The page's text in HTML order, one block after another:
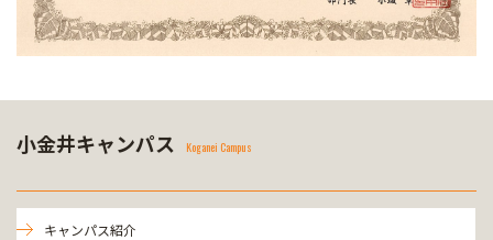
小金井キャンパス Koganei Campus
キャンパス紹介